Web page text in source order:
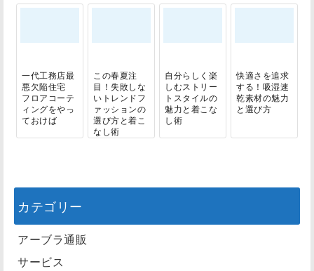
一代工務店最
悪欠陥住宅
フロアコーテ
ィングをやっ
ておけば
この春夏注
目！失敗しな
いトレンドフ
ァッションの
選び方と着こ
なし術
自分らしく楽
しむストリー
トスタイルの
魅力と着こな
し術
快適さを追求
する！吸湿速
乾素材の魅力
と選び方
カテゴリー
アーブラ通販
サービス